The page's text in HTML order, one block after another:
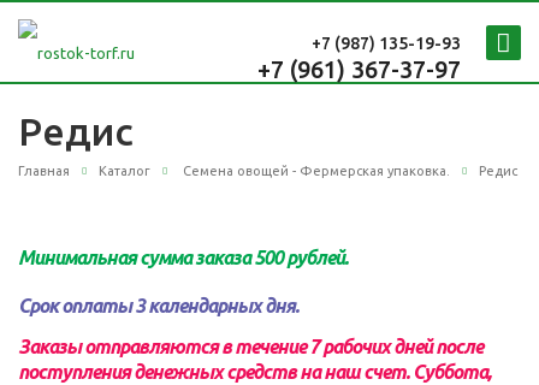
+7 (987) 135-19-93
+7 (961) 367-37-97
Редис
Главная Каталог Семена овощей - Фермерская упаковка. Редис
Минимальная сумма заказа 500 рублей.
Срок оплаты 3 календарных дня.
Заказы отправляются в течение 7 рабочих дней после
поступления денежных средств на наш счет. Суббота,